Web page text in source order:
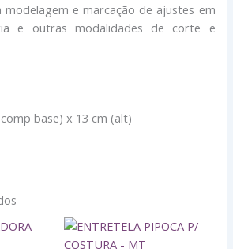
modelagem e marcação de ajustes em
e outras modalidades de corte e
base) x 13 cm (alt)
ENTRETELA
PIPOCA